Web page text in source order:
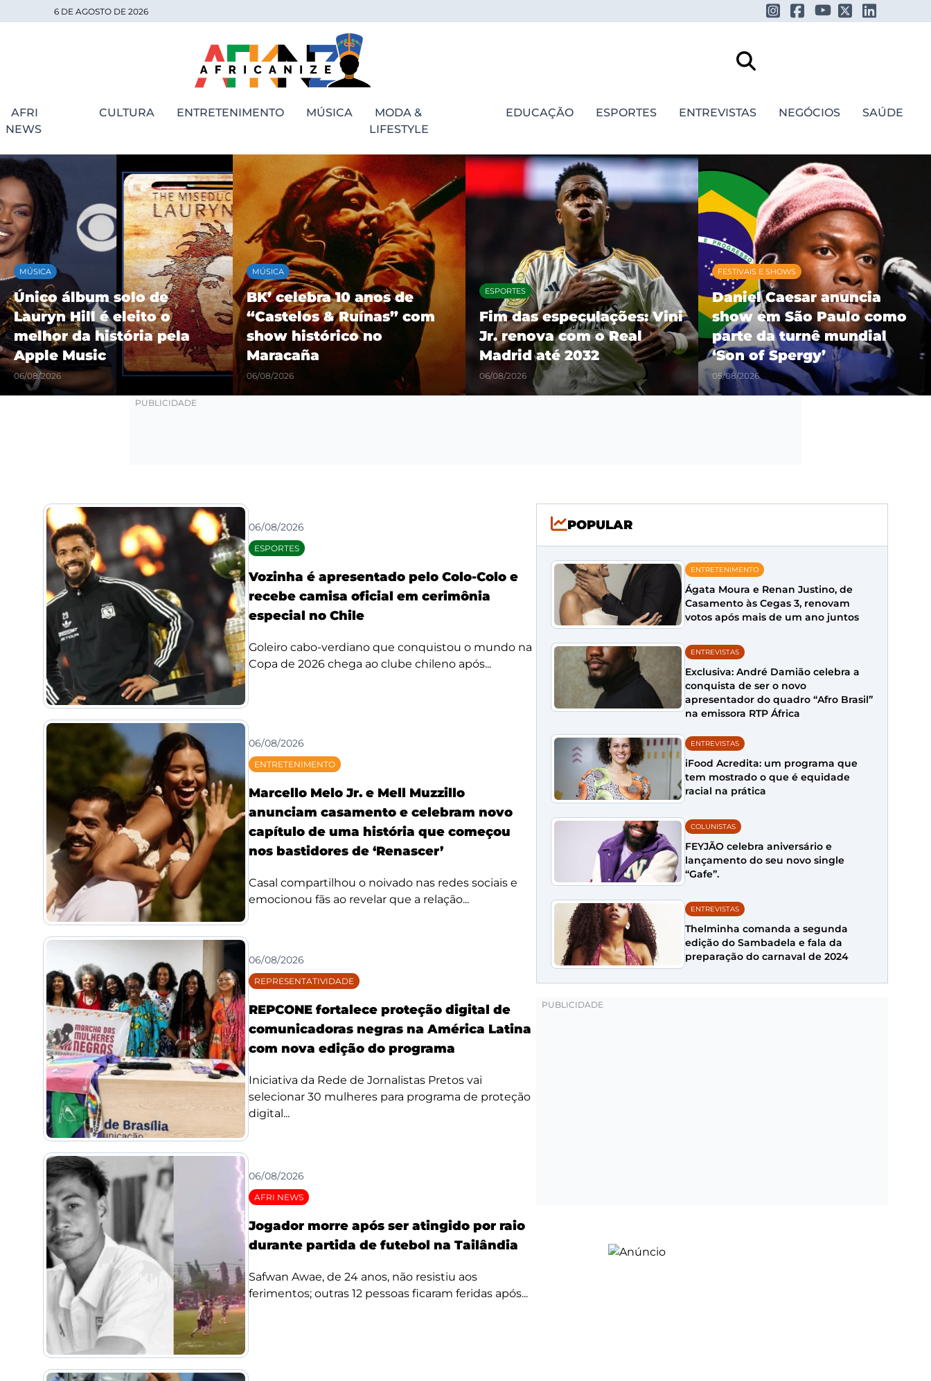
6 DE AGOSTO DE 2026
AFRI
NEWS
CULTURA ENTRETENIMENTO MÚSICA
MODA &
LIFESTYLE
EDUCAÇÃO ESPORTES ENTREVISTAS NEGÓCIOS SAÚDE
MÚSICA
Único álbum solo de
Lauryn Hill é eleito o
melhor da história pela
Apple Music
06/08/2026
MÚSICA
BK’ celebra 10 anos de
“Castelos & Ruínas” com
show histórico no
Maracaña
06/08/2026
ESPORTES
Fim das especulações: Vini
Jr. renova com o Real
Madrid até 2032
06/08/2026
FESTIVAIS E SHOWS
Daniel Caesar anuncia
show em São Paulo como
parte da turnê mundial
‘Son of Spergy’
05/08/2026
06/08/2026
ESPORTES
Vozinha é apresentado pelo Colo-Colo e
recebe camisa oficial em cerimônia
especial no Chile
Goleiro cabo-verdiano que conquistou o mundo na
Copa de 2026 chega ao clube chileno após...
06/08/2026
ENTRETENIMENTO
Marcello Melo Jr. e Mell Muzzillo
anunciam casamento e celebram novo
capítulo de uma história que começou
nos bastidores de ‘Renascer’
Casal compartilhou o noivado nas redes sociais e
emocionou fãs ao revelar que a relação...
06/08/2026
REPRESENTATIVIDADE
REPCONE fortalece proteção digital de
comunicadoras negras na América Latina
com nova edição do programa
Iniciativa da Rede de Jornalistas Pretos vai
selecionar 30 mulheres para programa de proteção
digital...
06/08/2026
AFRI NEWS
Jogador morre após ser atingido por raio
durante partida de futebol na Tailândia
Safwan Awae, de 24 anos, não resistiu aos
ferimentos; outras 12 pessoas ficaram feridas após...
POPULAR
ENTRETENIMENTO
Ágata Moura e Renan Justino, de
Casamento às Cegas 3, renovam
votos após mais de um ano juntos
ENTREVISTAS
Exclusiva: André Damião celebra a
conquista de ser o novo
apresentador do quadro “Afro Brasil”
na emissora RTP África
ENTREVISTAS
iFood Acredita: um programa que
tem mostrado o que é equidade
racial na prática
COLUNISTAS
FEYJÃO celebra aniversário e
lançamento do seu novo single
“Gafe”.
ENTREVISTAS
Thelminha comanda a segunda
edição do Sambadela e fala da
preparação do carnaval de 2024